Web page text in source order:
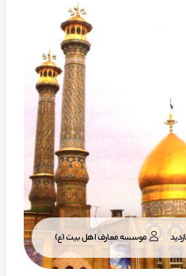
موسسه معارف اهل بیت (ع)